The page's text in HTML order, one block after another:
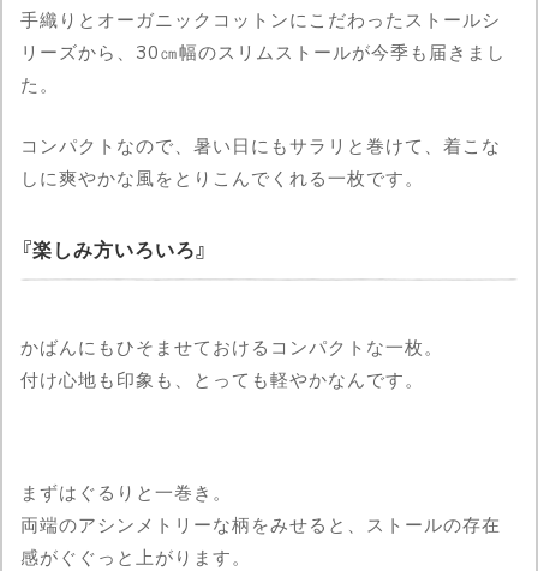
手織りとオーガニックコットンにこだわったストールシ
リーズから、30㎝幅のスリムストールが今季も届きまし
た。
コンパクトなので、暑い日にもサラリと巻けて、着こな
しに爽やかな風をとりこんでくれる一枚です。
楽しみ方いろいろ
かばんにもひそませておけるコンパクトな一枚。
付け心地も印象も、とっても軽やかなんです。
まずはぐるりと一巻き。
両端のアシンメトリーな柄をみせると、ストールの存在
感がぐぐっと上がります。